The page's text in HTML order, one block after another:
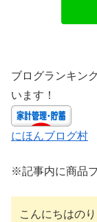
ブログランキン
います！
にほんブログ村
※記事内に商品
こんにちはの